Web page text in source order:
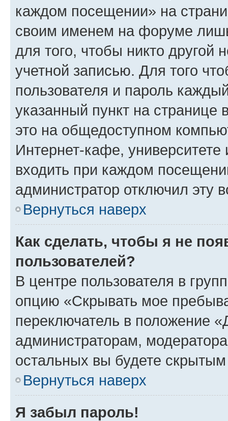
каждом посещении» на
своим именем на форуме
для того, чтобы никто другой
учетной записью. Для того
пользователя и пароль
указанный пункт на
это на общедоступном
Интернет-кафе, университете
входить при каждом
администратор отключил эту
Вернуться наверх
Как сделать, чтобы я не
пользователей?
В центре пользователя в
опцию «Скрывать мое
переключатель в положение
администраторам,
остальных вы будете
Вернуться наверх
Я забыл пароль!